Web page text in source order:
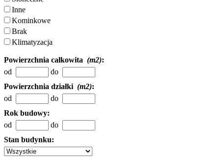
Inne
Kominkowe
Brak
Klimatyzacja
Powierzchnia całkowita (m2):
od
do
Powierzchnia działki (m2):
od
do
Rok budowy:
od
do
Stan budynku: